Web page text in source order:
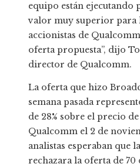
equipo están ejecutando
valor muy superior para
accionistas de
oferta propuesta”, dijo
director de Qualcomm.
La oferta que hizo
semana pasada
de 28% sobre el precio
Qualcomm el 2 de
analistas esperaban que
rechazara la oferta de